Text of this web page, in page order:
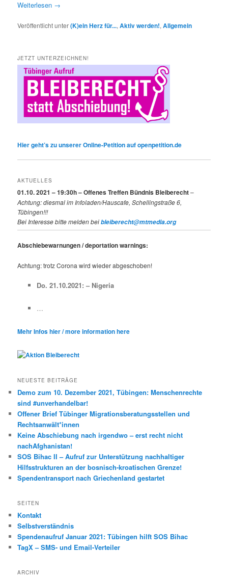
Weiterlesen →
Veröffentlicht unter(K)ein Herz für...,Aktiv werden!,Allgemein
JETZT UNTERZEICHNEN!
Hier geht’s zu unserer Online-Petition auf openpetition.de
AKTUELLES
01.10. 2021 – 19:30h – Offenes Treffen Bündnis Bleiberecht–
Achtung: diesmal im Infoladen/Hauscafe, Schellingstraße 6,
Tübingen!!!
Bei Interesse bitte melden beibleiberecht@mtmedia.org
Abschiebewarnungen / deportation warnings:
Achtung: trotz Corona wird wieder abgeschoben!
Do. 21.10.2021: – Nigeria
…
Mehr Infos hier / more information here
NEUESTE BEITRÄGE
Demo zum 10. Dezember 2021, Tübingen: Menschenrechte
sind #unverhandelbar!
Offener Brief Tübinger Migrationsberatungsstellen und
Rechtsanwält*innen
Keine Abschiebung nach irgendwo – erst recht nicht
nachAfghanistan!
SOS Bihac II – Aufruf zur Unterstützung nachhaltiger
Hilfsstrukturen an der bosnisch-kroatischen Grenze!
Spendentransport nach Griechenland gestartet
SEITEN
Kontakt
Selbstverständnis
Spendenaufruf Januar 2021: Tübingen hilft SOS Bihac
TagX – SMS- und Email-Verteiler
ARCHIV